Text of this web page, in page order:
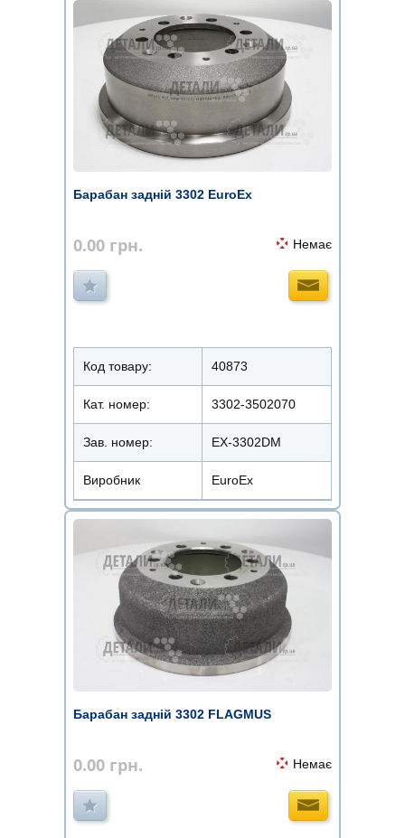
Барабан задній 3302 EuroEx
0.00 грн. Немає
Код товару: 40873
Кат. номер: 3302-3502070
Зав. номер: EX-3302DM
Виробник EuroEx
Барабан задній 3302 FLAGMUS
0.00 грн. Немає